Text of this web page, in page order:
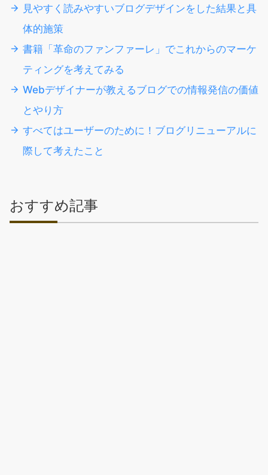
見やすく読みやすいブログデザインをした結果と具
体的施策
書籍「革命のファンファーレ」でこれからのマーケ
ティングを考えてみる
Webデザイナーが教えるブログでの情報発信の価値
とやり方
すべてはユーザーのために！ブログリニューアルに
際して考えたこと
おすすめ記事